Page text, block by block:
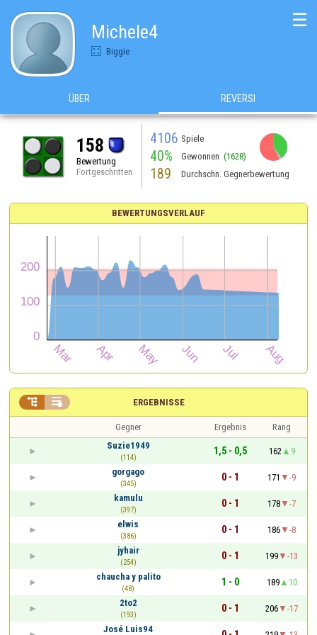
Michele4
Biggie
☰
ÜBER REVERSI
158
Bewertung
Fortgeschritten
4106 Spiele
40% Gewonnen (1628)
189 Durchschn. Gegnerbewertung
BEWERTUNGSVERLAUF
ERGEBNISSE
 
Gegner Ergebnis
Rang
Suzie1949
(114)
1,5 - 0,5 162
9
gorgago
(345)
0 - 1 171
-9
kamulu
(397)
0 - 1 178
-7
elwis
(386)
0 - 1 186
-8
jyhair
(254)
0 - 1 199
-13
chaucha y palito
(48)
1 - 0 189
10
2to2
(193)
0 - 1 206
-17
José Luis94